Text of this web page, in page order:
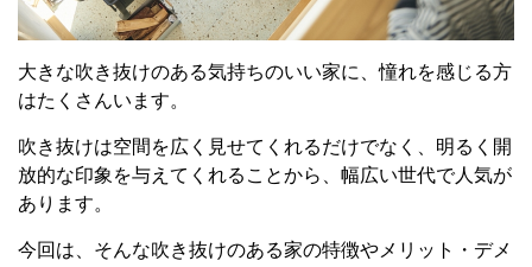
大きな吹き抜けのある気持ちのいい家に、憧れを感じる方
はたくさんいます。
吹き抜けは空間を広く見せてくれるだけでなく、明るく開
放的な印象を与えてくれることから、幅広い世代で人気が
あります。
今回は、そんな吹き抜けのある家の特徴やメリット・デメ